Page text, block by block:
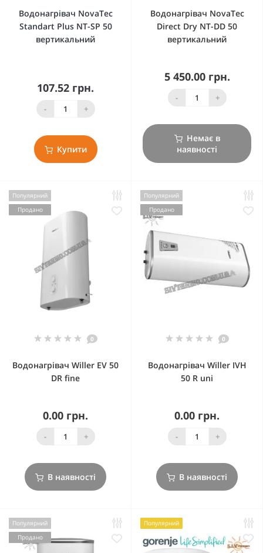
Водонагрівач NovaTec
Standart Plus NT-SP 50
вертикальний
107.52 грн.
- +
Купити
Водонагрівач NovaTec
Direct Dry NT-DD 50
вертикальний
5 450.00 грн.
- +
Немає в
наявності
Популярний
Продано
0
Водонагрівач Willer EV 50
DR fine
0.00 грн.
- +
В наявності
Популярний
Продано
0
Водонагрівач Willer IVH
50 R uni
0.00 грн.
- +
В наявності
Популярний
Продано
Популярний